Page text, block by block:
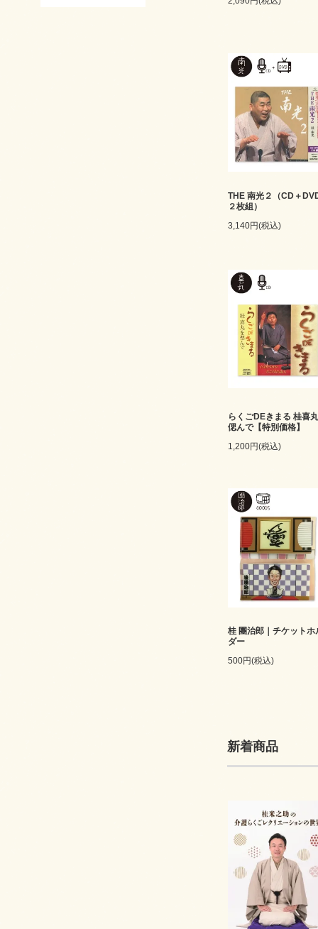
THE 南光２（CD＋
２枚組）
3,140円(税込)
らくごDEきまる 桂喜
偲んで【特別価格】
1,200円(税込)
桂 團治郎｜チケットホ
ダー
500円(税込)
新着商品